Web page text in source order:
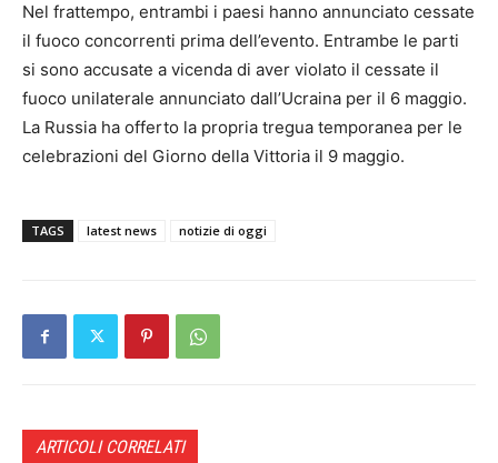
Nel frattempo, entrambi i paesi hanno annunciato cessate
il fuoco concorrenti prima dell’evento. Entrambe le parti
si sono accusate a vicenda di aver violato il cessate il
fuoco unilaterale annunciato dall’Ucraina per il 6 maggio.
La Russia ha offerto la propria tregua temporanea per le
celebrazioni del Giorno della Vittoria il 9 maggio.
TAGS latest news notizie di oggi
ARTICOLI CORRELATI